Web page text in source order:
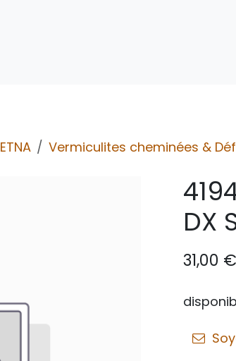
ETNA Vermiculites cheminées &
DX
31,00 €